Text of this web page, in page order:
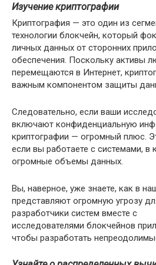
Изучение криптографии
Криптография — это один из
технологии блокчейн, который
личных данных от сторонних
обеспечения. Поскольку активы
перемещаются в Интернет,
важным компонентом защиты
Следовательно, если ваши
включают конфиденциальную
криптографии — огромный плюс.
если вы работаете с системами, в
огромные объемы данных.
Вы, наверное, уже знаете, как в
представляют огромную угрозу
разработчики систем вместе с
исследователями блокчейнов
чтобы разработать